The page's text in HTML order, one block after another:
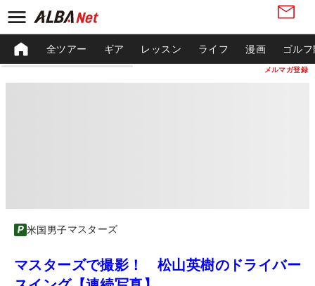
メルマガ登録
全ツアー ギア レッスン ライフ 漫画 ゴル
米国男子マスターズ
マスターズで撮影！ 松山英樹のドライバー